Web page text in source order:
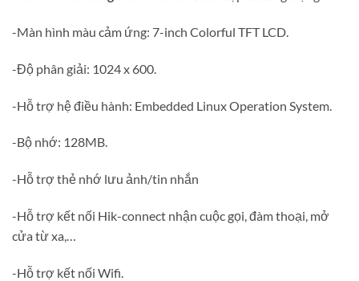
-Màn hình màu cảm ứng: 7-inch Colorful TFT LCD.
-Độ phân giải: 1024 x 600.
-Hỗ trợ hệ điều hành: Embedded Linux Operation System.
-Bộ nhớ: 128MB.
-Hỗ trợ thẻ nhớ lưu ảnh/tin nhắn
-Hỗ trợ kết nối Hik-connect nhận cuộc gọi, đàm thoại, mở
cửa từ xa,…
-Hỗ trợ kết nối Wifi.